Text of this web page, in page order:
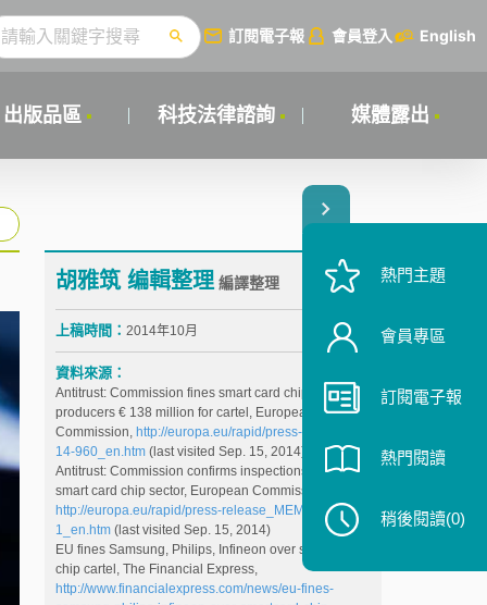
訂閱電子報 會員登入 English
出版品區 科技法律諮詢 媒體露出
胡雅筑 编輯整理編譯整理
上稿時間： 2014年10月
資料來源：
Antitrust: Commission fines smart card chips
producers € 138 million for cartel, European
Commission, http://europa.eu/rapid/press-release_IP-
14-960_en.htm(last visited Sep. 15, 2014)
Antitrust: Commission confirms inspections in the
smart card chip sector, European Commission,
http://europa.eu/rapid/press-release_MEMO-09-
1_en.htm(last visited Sep. 15, 2014)
EU fines Samsung, Philips, Infineon over smartcard
chip cartel, The Financial Express,
http://www.financialexpress.com/news/eu-fines-
熱門主題
會員專區
訂閱電子報
熱門閱讀
稍後閱讀(0)